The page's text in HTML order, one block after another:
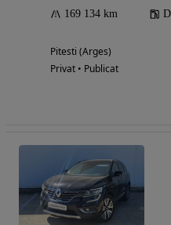
169 134 km
Pitesti (Arges)
Privat • Publicat